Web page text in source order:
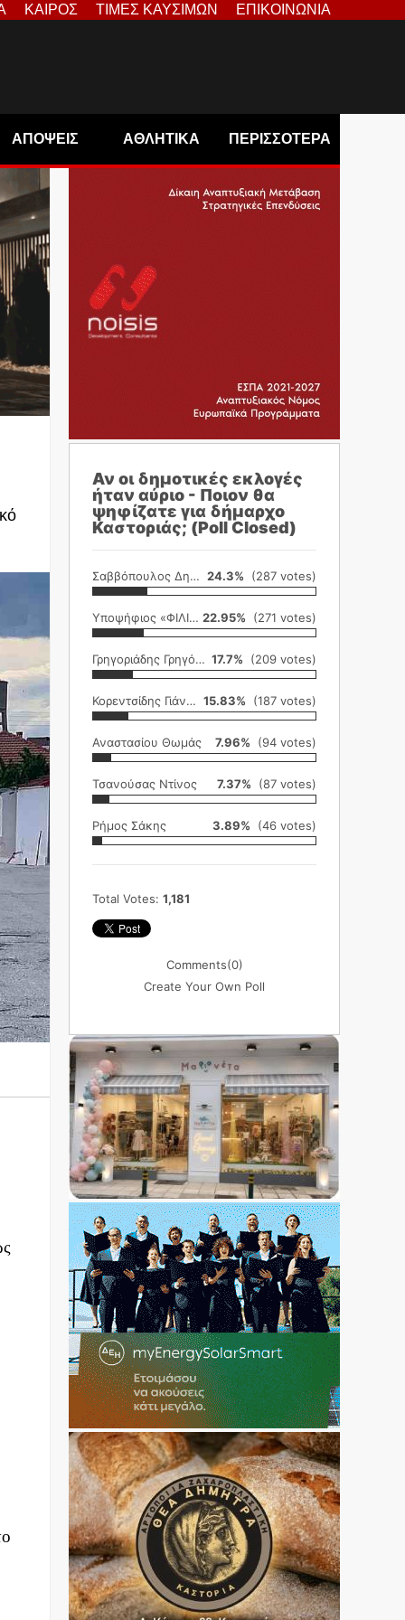
ΚΑΙΡΟΣ ΤΙΜΕΣ ΚΑΥΣΙΜΩΝ ΕΠΙΚΟΙΝΩΝΙΑ
ΑΠΟΨΕΙΣ ΑΘΛΗΤΙΚΑ ΠΕΡΙΣΣΟΤΕΡΑ
Αν οι δημοτικές εκλογές
ήταν αύριο - Ποιον θα
ψηφίζατε για δήμαρχο
Καστοριάς; (Poll Closed)
Σαββόπουλος Δημήτρης 24.3% (287 votes)
Υποψήφιος «ΦΙΛΙΚΗ ΕΤΑΙΡΕΙΑ» 22.95% (271 votes)
Γρηγοριάδης Γρηγόρης 17.7% (209 votes)
Κορεντσίδης Γιάννης 15.83% (187 votes)
Αναστασίου Θωμάς 7.96% (94 votes)
Τσανούσας Ντίνος 7.37% (87 votes)
Ρήμος Σάκης 3.89% (46 votes)
Total Votes: 1,181
Comments(0)
Create Your Own Poll